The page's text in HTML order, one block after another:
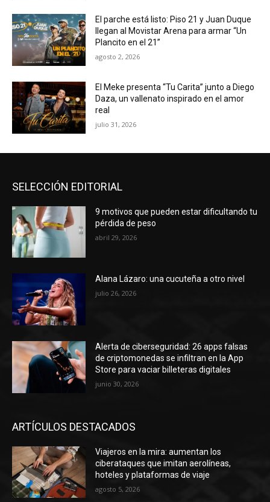
El parche está listo: Piso 21 y Juan Duque
llegan al Movistar Arena para armar “Un
Plancito en el 21”
agosto 2, 2026
El Meke presenta “Tu Carita” junto a Diego
Daza, un vallenato inspirado en el amor
real
julio 31, 2026
SELECCIÓN EDITORIAL
9 motivos que pueden estar dificultando tu
pérdida de peso
abril 29, 2026
Alana Lázaro: una cucuteña a otro nivel
julio 26, 2026
Alerta de ciberseguridad: 26 apps falsas
de criptomonedas se infiltran en la App
Store para vaciar billeteras digitales
junio 30, 2026
ARTÍCULOS DESTACADOS
Viajeros en la mira: aumentan los
ciberataques que imitan aerolíneas,
hoteles y plataformas de viaje
agosto 5, 2026